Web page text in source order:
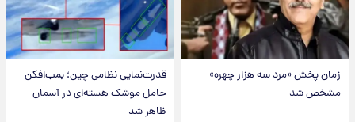
زمان پخش «مرد سه هزار چهره»
مشخص شد
قدرت‌نمایی نظامی چین؛ بمب‌افکن
حامل موشک هسته‌ای در آسمان
ظاهر شد